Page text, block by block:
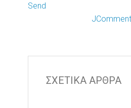
Send
ΣΧΕΤΙΚΑ ΑΡΘΡΑ